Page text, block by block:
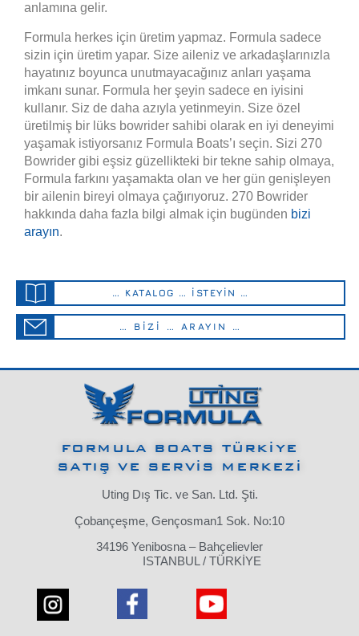
anlamına gelir.
Formula herkes için üretim yapmaz. Formula sadece
sizin için üretim yapar. Size aileniz ve arkadaşlarınızla
hayatınız boyunca unutmayacağınız anları yaşama
imkanı sunar. Formula her şeyin sadece en iyisini
kullanır. Siz de daha azıyla yetinmeyin. Size özel
üretilmiş bir lüks bowrider sahibi olarak en iyi deneyimi
yaşamak istiyorsanız Formula Boats’ı seçin. Sizi 270
Bowrider gibi eşsiz güzellikteki bir tekne sahip olmaya,
Formula farkını yaşamakta olan ve her gün genişleyen
bir ailenin bireyi olmaya çağırıyoruz. 270 Bowrider
hakkında daha fazla bilgi almak için bugünden bizi
arayın.
… KATALOG … İSTEYİN …
… BİZİ … ARAYIN …
FORMULA BOATS TÜRKİYE
SATIŞ VE SERVİS MERKEZİ
Uting Dış Tic. ve San. Ltd. Şti.
Çobançeşme, Gençosman1 Sok. No:10
34196 Yenibosna – Bahçelievler
ISTANBUL / TÜRKİYE